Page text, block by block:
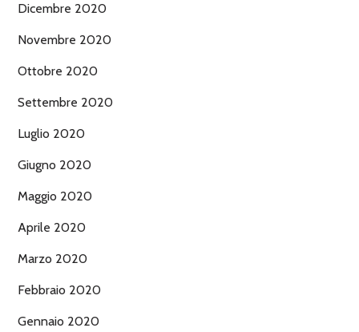
Dicembre 2020
Novembre 2020
Ottobre 2020
Settembre 2020
Luglio 2020
Giugno 2020
Maggio 2020
Aprile 2020
Marzo 2020
Febbraio 2020
Gennaio 2020